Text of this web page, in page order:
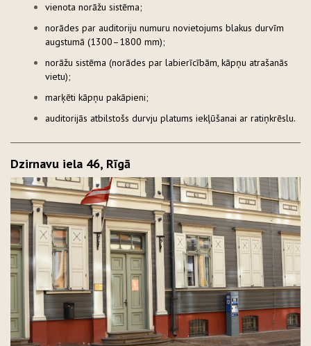
vienota norāžu sistēma;
norādes par auditoriju numuru novietojums blakus durvīm
augstumā (1300–1800 mm);
norāžu sistēma (norādes par labierīcībām, kāpņu atrašanās
vietu);
marķēti kāpņu pakāpieni;
auditorijās atbilstošs durvju platums iekļūšanai ar ratiņkrēslu.
Dzirnavu iela 46, Rīgā